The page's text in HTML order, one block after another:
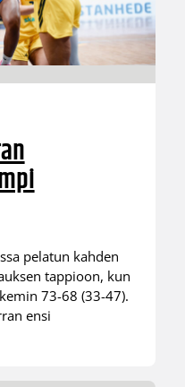
pelatun kahden
tappioon, kun
73-68 (33-47).
ensi